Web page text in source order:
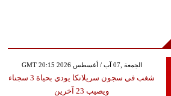
GMT 20:15 2026 الجمعة ,07 آب / أغسطس
شغب في سجون سريلانكا يودي بحياة 3 سجناء
ويصيب 23 آخرين